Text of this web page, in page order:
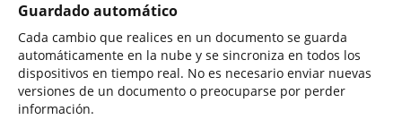
Guardado automático
Cada cambio que realices en un documento se guarda
automáticamente en la nube y se sincroniza en todos los
dispositivos en tiempo real. No es necesario enviar nuevas
versiones de un documento o preocuparse por perder
información.